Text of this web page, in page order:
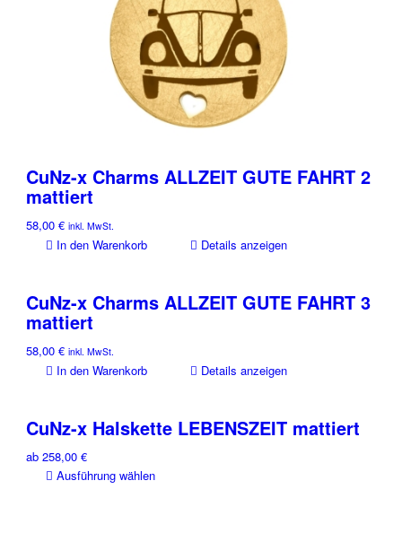
CuNz-x Charms ALLZEIT GUTE FAHRT 2
mattiert
58,00€ inkl. MwSt.
In den Warenkorb Details anzeigen
CuNz-x Charms ALLZEIT GUTE FAHRT 3
mattiert
58,00€ inkl. MwSt.
In den Warenkorb Details anzeigen
CuNz-x Halskette LEBENSZEIT mattiert
ab258,00€
Ausführung wählen